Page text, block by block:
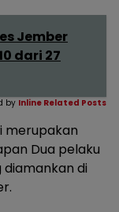
Jember
dari 27
by Inline Related Posts
merupakan
Dua pelaku
diamankan di